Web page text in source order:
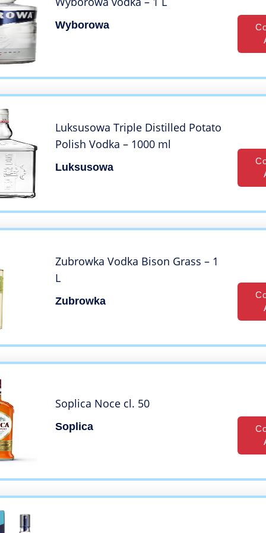
Wyborowa
Luksusowa Triple Distilled Potato
Polish Vodka – 1000 ml
Luksusowa
Zubrowka Vodka Bison Grass – 1
L
Zubrowka
Soplica Noce cl. 50
Soplica